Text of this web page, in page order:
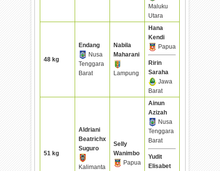
Maluku
Utara
48 kg
Endang
Nusa
Tenggara
Barat
Nabila
Maharani
Lampung
Hana
Kendi
Papua
Ririn
Saraha
Jawa
Barat
51 kg
Aldriani
Beatrichx
Suguro
Kalimanta
Selly
Wanimbo
Papua
Ainun
Azizah
Nusa
Tenggara
Barat
Yudit
Elisabet